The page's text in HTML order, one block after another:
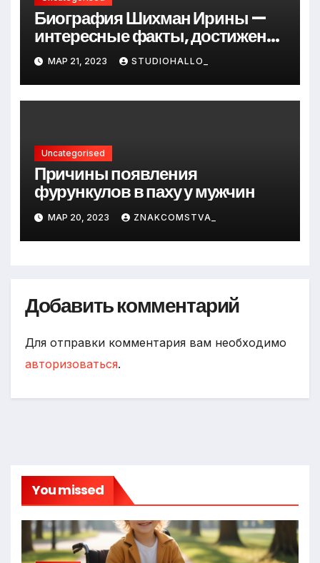
Биография Шихман Ирины —
интересные факты, достижения
и путь к успеху
МАР 21, 2023 STUDIOHALLO_
Uncategorised
Причины появления
фурункулов в паху у мужчин
МАР 20, 2023 ZNAKCOMSTVA_
Добавить комментарий
Для отправки комментария вам необходимо
авторизоваться.
You missed